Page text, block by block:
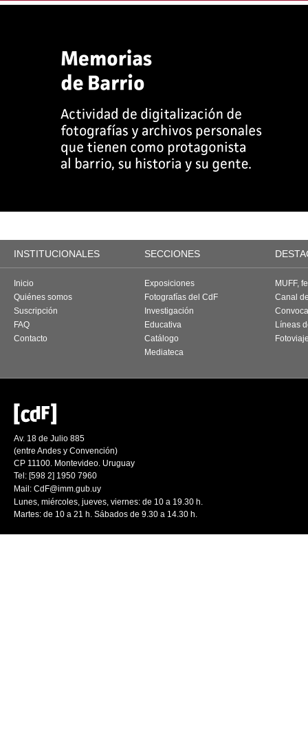
INSTITUCIONALES SECCIONES
Inicio
Quiénes somos
Suscripción
FAQ
Contacto
Exposiciones
Fotografías del CdF
Investigación
Educativa
Catálogo
Mediateca
MUFF,
Canal
Líneas
Av. 18 de Julio 885
(entre Andes y Convención)
CP 11100. Montevideo. Uruguay
Tel: [598 2] 1950 7960
Mail: CdF@imm.gub.uy
Lunes, miércoles, jueves, viernes: de 10 a 19.30 h.
Martes: de 10 a 21 h. Sábados de 9.30 a 14.30 h.